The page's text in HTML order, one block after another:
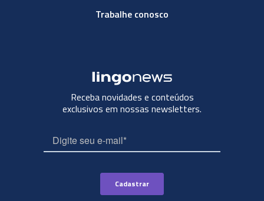
Trabalhe conosco
Receba novidades e conteúdos
exclusivos em nossas newsletters.